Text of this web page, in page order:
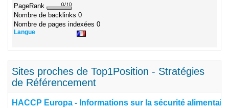
PageRank
Nombre de backlinks 0
Nombre de pages indexées 0
Langue
Sites proches de Top1Position - Stratégies
de Référencement
HACCP Europa - Informations sur la sécurité alimentaire